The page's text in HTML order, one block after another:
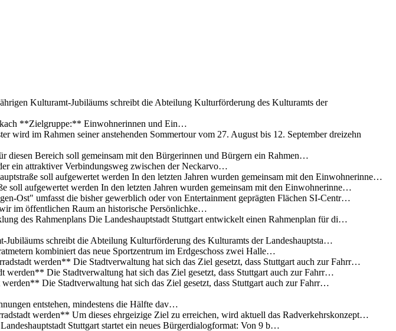
Kulturamt-Jubiläums schreibt die Abteilung Kulturförderung des Kulturamts der
**Zielgruppe:** Einwohnerinnen und Ein…
wird im Rahmen seiner anstehenden Sommertour vom 27. August bis 12. September dreizehn
diesen Bereich soll gemeinsam mit den Bürgerinnen und Bürgern ein Rahmen…
ein attraktiver Verbindungsweg zwischen der Neckarvo…
soll aufgewertet werden In den letzten Jahren wurden gemeinsam mit den Einwohnerinne…
soll aufgewertet werden In den letzten Jahren wurden gemeinsam mit den Einwohnerinne…
Ost" umfasst die bisher gewerblich oder von Entertainment geprägten Flächen SI-Centr…
im öffentlichen Raum an historische Persönlichke…
des Rahmenplans Die Landeshauptstadt Stuttgart entwickelt einen Rahmenplan für di…
Jubiläums schreibt die Abteilung Kulturförderung des Kulturamts der Landeshauptsta…
kombiniert das neue Sportzentrum im Erdgeschoss zwei Halle…
werden** Die Stadtverwaltung hat sich das Ziel gesetzt, dass Stuttgart auch zur Fahrr…
werden** Die Stadtverwaltung hat sich das Ziel gesetzt, dass Stuttgart auch zur Fahrr…
Die Stadtverwaltung hat sich das Ziel gesetzt, dass Stuttgart auch zur Fahrr…
entstehen, mindestens die Hälfte dav…
werden** Um dieses ehrgeizige Ziel zu erreichen, wird aktuell das Radverkehrskonzept…
Stuttgart startet ein neues Bürgerdialogformat: Von 9 b…